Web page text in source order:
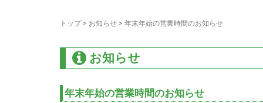
トップ> お知らせ > 年末年始の営業時間のお知らせ
お知らせ
年末年始の営業時間のお知らせ